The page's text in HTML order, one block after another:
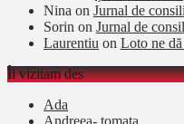
Nina on Jurnal de
Sorin on Jurnal de
Laurentiu on Loto ne dă
Îi vizitam des
Ada